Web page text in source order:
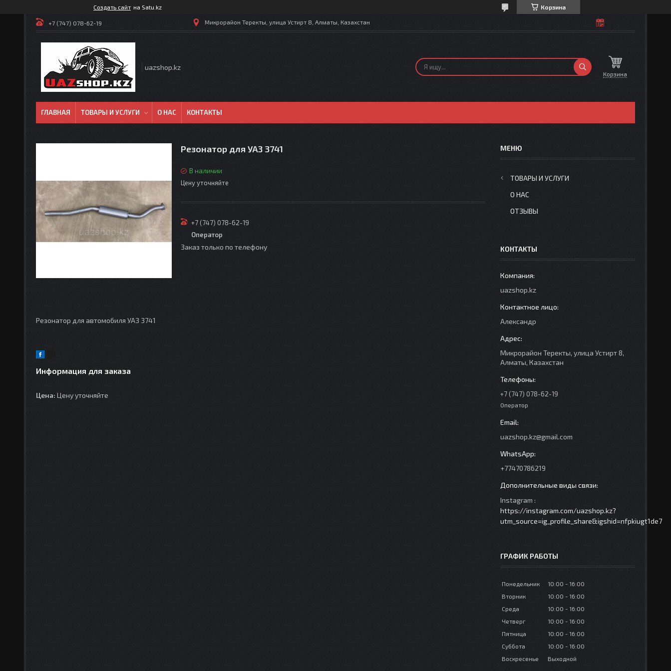
Создать сайт на Satu.kz Корзина
+7 (747) 078-62-19 Микрорайон Теректы, улица Устирт 8, Алматы, Казахстан
uazshop.kz
Корзина
ГЛАВНАЯ ТОВАРЫ И УСЛУГИ О НАС КОНТАКТЫ
Резонатор для УАЗ 3741
В наличии
Цену уточняйте
+7 (747) 078-62-19
Оператор
Заказ только по телефону
Резонатор для автомобиля УАЗ 3741
Информация для заказа
Цена: Цену уточняйте
ТОВАРЫ И УСЛУГИ
О НАС
ОТЗЫВЫ
КОНТАКТЫ
uazshop.kz
Александр
Микрорайон Теректы, улица Устирт 8,
Алматы, Казахстан
+7 (747) 078-62-19
Оператор
uazshop.kz@gmail.com
+77470786219
Instagram
https://instagram.com/uazshop.kz?
utm_source=ig_profile_share&igshid=nfpkiugt1de7
ГРАФИК РАБОТЫ
Понедельник 10:00
16:00
Вторник
10:00
16:00
Среда
10:00
16:00
Четверг
10:00
16:00
Пятница
10:00
16:00
Суббота
10:00
16:00
Воскресенье
Выходной